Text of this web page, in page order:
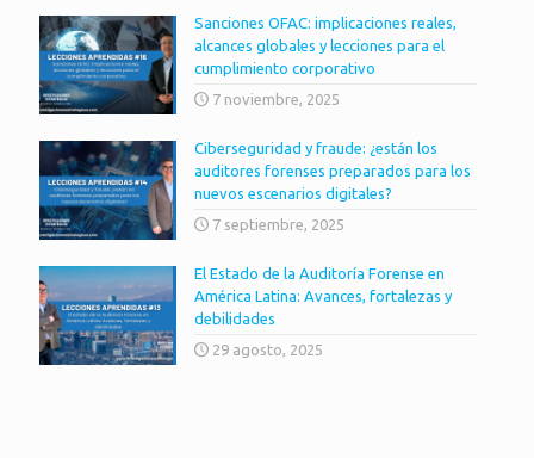
Sanciones OFAC: implicaciones reales,
alcances globales y lecciones para el
cumplimiento corporativo
7 noviembre, 2025
Ciberseguridad y fraude: ¿están los
auditores forenses preparados para los
nuevos escenarios digitales?
7 septiembre, 2025
El Estado de la Auditoría Forense en
América Latina: Avances, fortalezas y
debilidades
29 agosto, 2025